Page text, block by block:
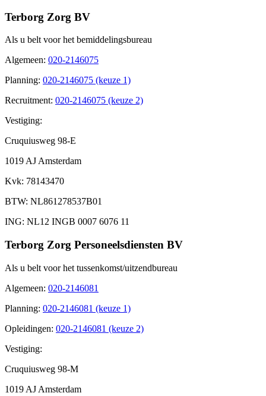
Terborg Zorg BV
Als u belt voor het bemiddelingsbureau
Algemeen: 020-2146075
Planning: 020-2146075 (keuze 1)
Recruitment: 020-2146075 (keuze 2)
Vestiging:
Cruquiusweg 98-E
1019 AJ Amsterdam
Kvk: 78143470
BTW: NL861278537B01
ING: NL12 INGB 0007 6076 11
Terborg Zorg Personeelsdiensten BV
Als u belt voor het tussenkomst/uitzendbureau
Algemeen: 020-2146081
Planning: 020-2146081 (keuze 1)
Opleidingen: 020-2146081 (keuze 2)
Vestiging:
Cruquiusweg 98-M
1019 AJ Amsterdam